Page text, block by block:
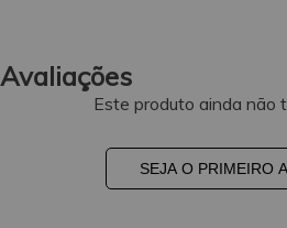
Avaliações
Este produto ainda não
SEJA O PRIMEIRO